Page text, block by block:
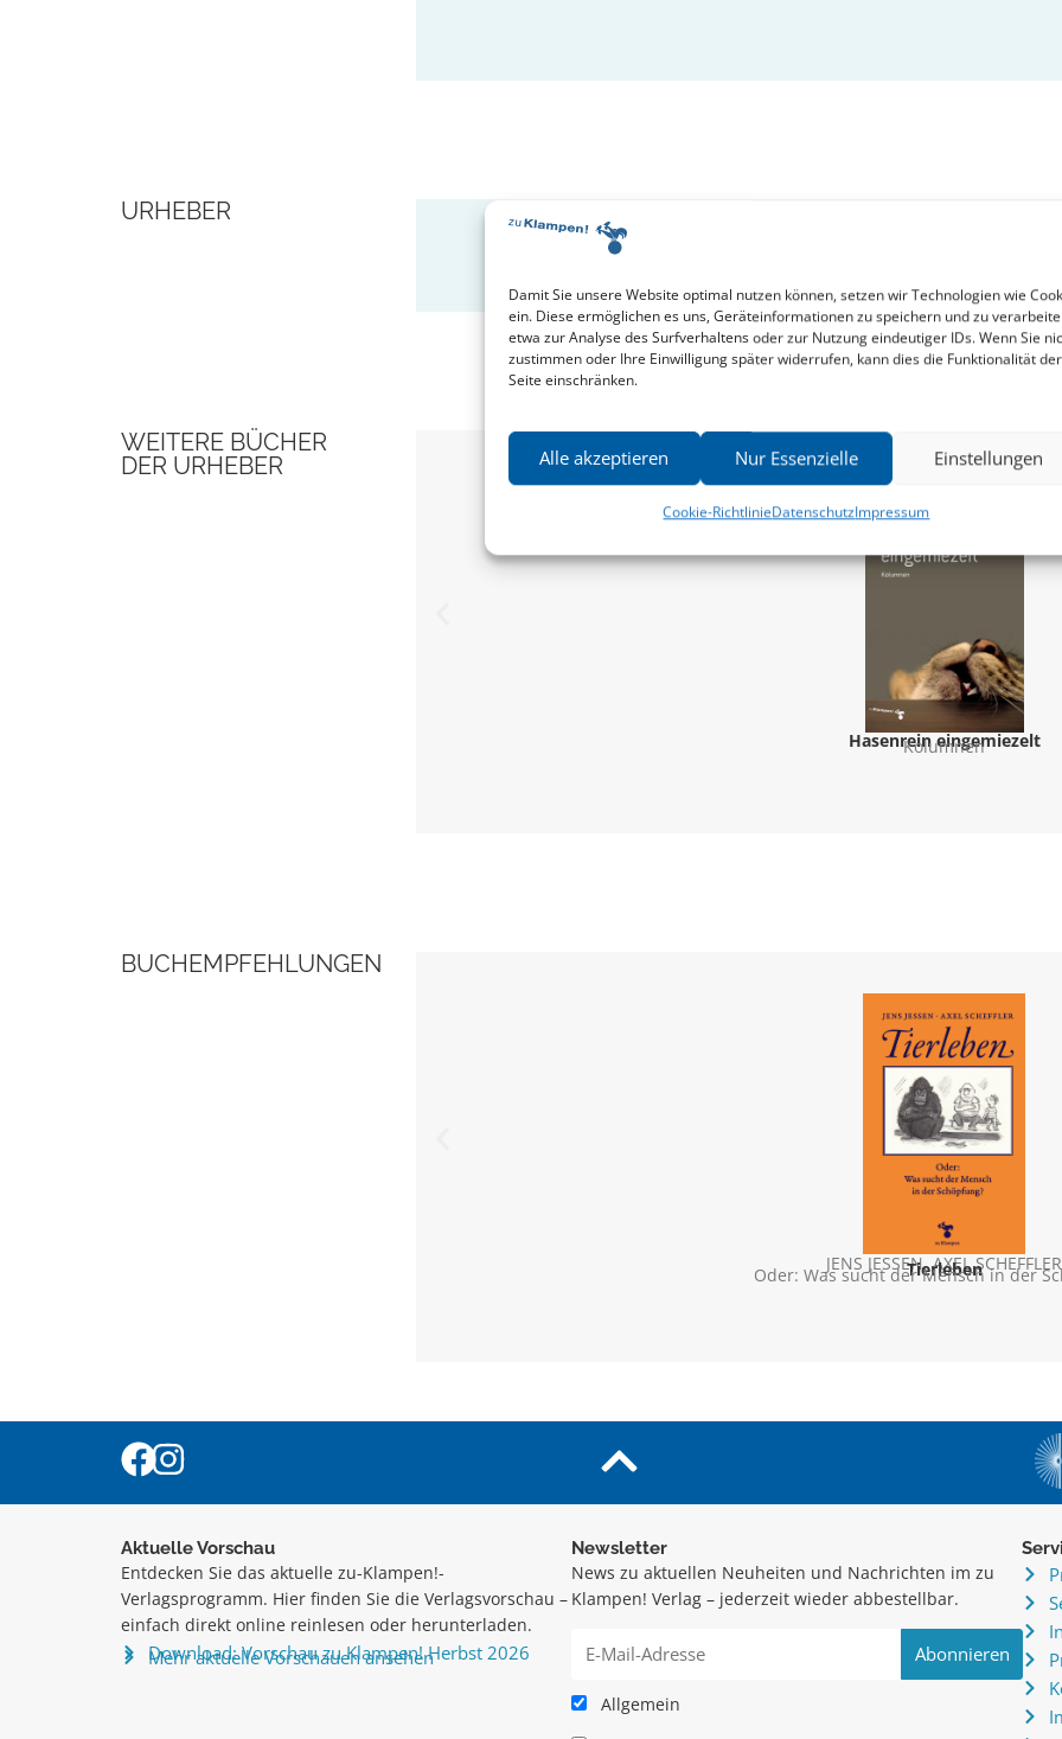
Damit Sie unsere Website optimal nutzen können, setzen wir Technologien wie
ein. Diese ermöglichen es uns, Geräteinformationen zu speichern und zu
etwa zur Analyse des Surfverhaltens oder zur Nutzung eindeutiger IDs. Wenn Sie
zustimmen oder Ihre Einwilligung später widerrufen, kann dies die Funktionalität der
Seite einschränken.
Alle akzeptieren Nur Essenzielle Einstellungen
Cookie-RichtlinieDatenschutzImpressum
URHEBER
Kathrin Dittmer
WEITERE BÜCHER
DER URHEBER
Hasenrein eingemiezelt
Kolumnen
BUCHEMPFEHLUNGEN
JENS JESSEN,AXEL SCHEFFLER
Tierleben
Oder: Was sucht der Mensch in der
Aktuelle Vorschau
Entdecken Sie das aktuelle zu-Klampen!-
Verlagsprogramm. Hier finden Sie die Verlagsvorschau –
einfach direkt online reinlesen oder herunterladen.
Download: Vorschau zu Klampen! Herbst 2026
Mehr aktuelle Vorschauen ansehen
Newsletter
News zu aktuellen Neuheiten und Nachrichten im zu
Klampen! Verlag – jederzeit wieder abbestellbar.
Allgemein